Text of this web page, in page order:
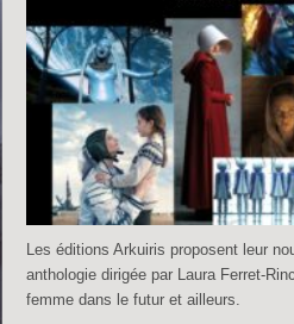
Les éditions Arkuiris proposent leur
anthologie dirigée par Laura Ferret-
femme dans le futur et ailleurs.